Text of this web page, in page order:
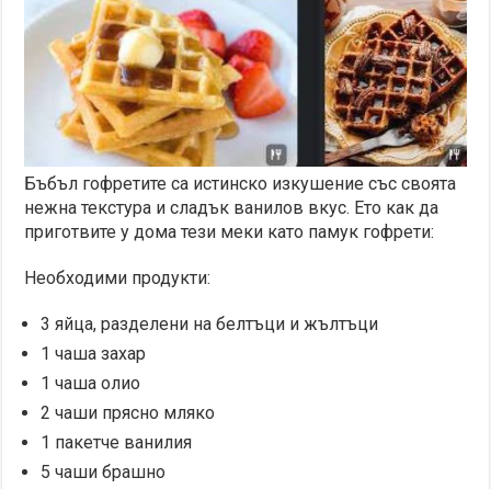
Бъбъл гофретите са истинско изкушение със своята
нежна текстура и сладък ванилов вкус. Ето как да
приготвите у дома тези меки като памук гофрети:
Необходими продукти:
3 яйца, разделени на белтъци и жълтъци
1 чаша захар
1 чаша олио
2 чаши прясно мляко
1 пакетче ванилия
5 чаши брашно